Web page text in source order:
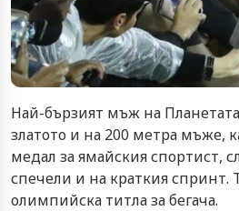
Най-бързият мъж на
златото и на 200 метра мъже,
медал за ямайския спортист,
спечели и на краткия спринт.
олимпийска титла за бегача.